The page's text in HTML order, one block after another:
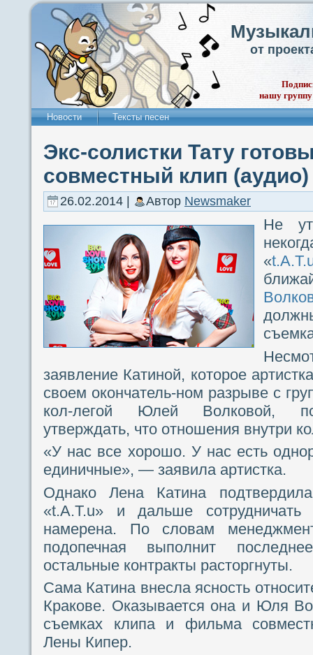
от
нашу
Новости Тексты песен
Экс-солистки Тату
совместный клип (аудио)
26.02.2014 | Автор Newsmaker
Не
«
заявление Катиной, которое
своем окончатель-ном разрыве с
кол-легой Юлей Волковой,
утверждать, что отношения внутри
«У нас все хорошо. У нас есть
единичные», — заявила артистка.
Однако Лена Катина
«t.A.T.u» и дальше
намерена. По словам
подопечная выполнит
остальные контракты расторгнуты.
Сама Катина внесла ясность
Кракове. Оказывается она и Юля
съемках клипа и фильма
Лены Кипер.